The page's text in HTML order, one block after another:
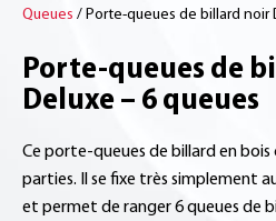
Queues / Porte-queues de billard noir
Porte-queues de
Deluxe – 6 queues
Ce porte-queues de billard en bois
parties. Il se fixe très simplement
et permet de ranger 6 queues de